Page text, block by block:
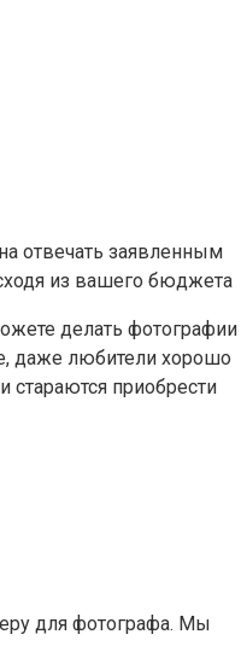
отвечать заявленным
из вашего бюджета
делать фотографии
даже любители хорошо
приобрести
для фотографа. Мы